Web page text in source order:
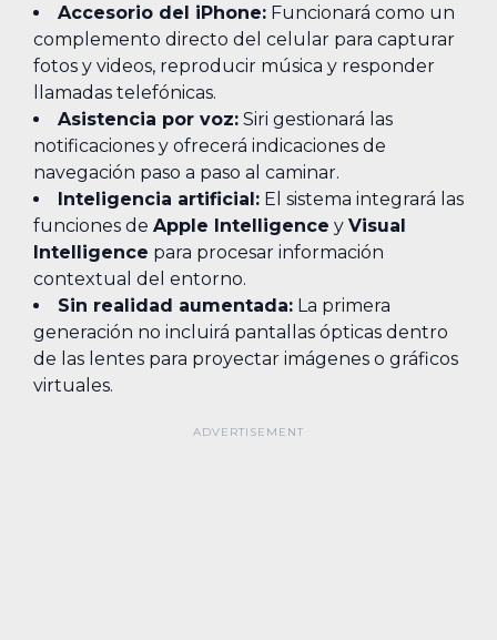
Accesorio del iPhone: Funcionará como un
complemento directo del celular para capturar
fotos y videos, reproducir música y responder
llamadas telefónicas.
Asistencia por voz: Siri gestionará las
notificaciones y ofrecerá indicaciones de
navegación paso a paso al caminar.
Inteligencia artificial: El sistema integrará las
funciones de Apple Intelligence y Visual
Intelligence para procesar información
contextual del entorno.
Sin realidad aumentada: La primera
generación no incluirá pantallas ópticas dentro
de las lentes para proyectar imágenes o gráficos
virtuales.